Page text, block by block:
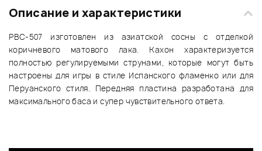
Описание и характеристики
PBC-507 изготовлен из азиатской сосны с отделкой
коричневого матового лака. Кахон характеризуется
полностью регулируемыми струнами, которые могут быть
настроены для игры в стиле Испанского фламенко или для
Перуанского стиля. Передняя пластина разработана для
максимального баса и супер чувствительного ответа.